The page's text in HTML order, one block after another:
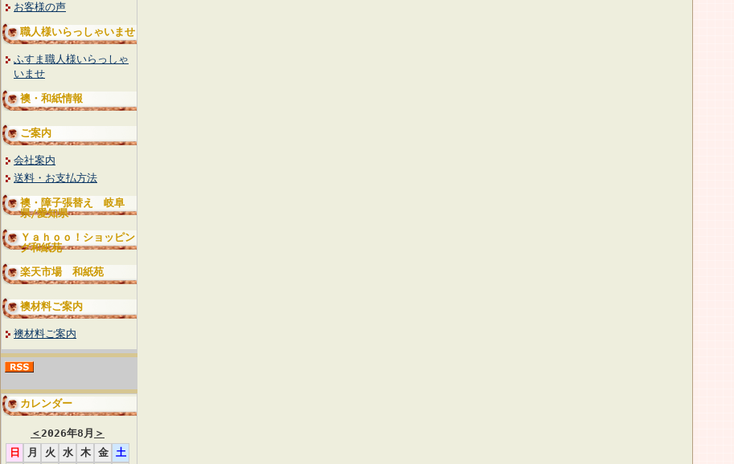
お客様の声
職人様いらっしゃいませ
ふすま職人様いらっしゃ
いませ
襖・和紙情報
ご案内
会社案内
送料・お支払方法
襖・障子張替え 岐阜
県/愛知県
Ｙａｈｏｏ！ショッピン
グ和紙苑
楽天市場 和紙苑
襖材料ご案内
襖材料ご案内
カレンダー
＜2026年8月 ＞
日
月 火 水 木 金 土